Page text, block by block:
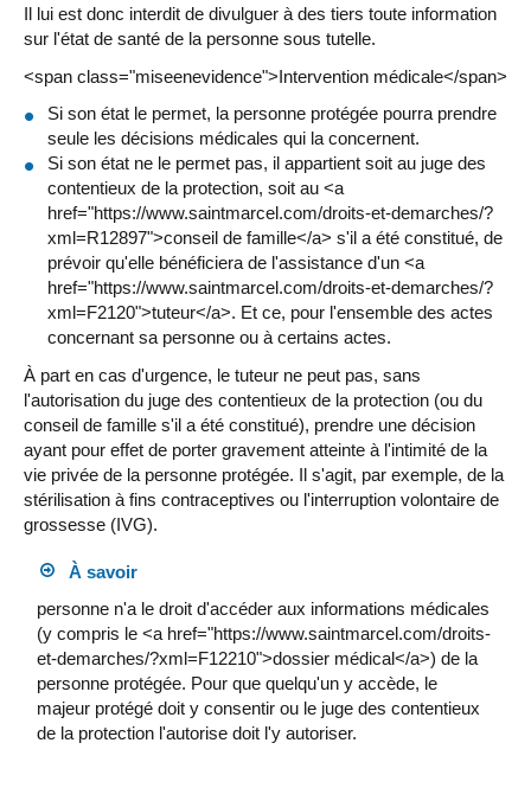
Il lui est donc interdit de divulguer à des tiers toute information
sur l'état de santé de la personne sous tutelle.
<span class="miseenevidence">Intervention médicale</span>
Si son état le permet, la personne protégée pourra prendre
seule les décisions médicales qui la concernent.
Si son état ne le permet pas, il appartient soit au juge des
contentieux de la protection, soit au <a
href="https://www.saintmarcel.com/droits-et-demarches/?
xml=R12897">conseil de famille</a> s'il a été constitué, de
prévoir qu'elle bénéficiera de l'assistance d'un <a
href="https://www.saintmarcel.com/droits-et-demarches/?
xml=F2120">tuteur</a>. Et ce, pour l'ensemble des actes
concernant sa personne ou à certains actes.
À part en cas d'urgence, le tuteur ne peut pas, sans
l'autorisation du juge des contentieux de la protection (ou du
conseil de famille s'il a été constitué), prendre une décision
ayant pour effet de porter gravement atteinte à l'intimité de la
vie privée de la personne protégée. Il s'agit, par exemple, de la
stérilisation à fins contraceptives ou l'interruption volontaire de
grossesse (IVG).
À savoir
personne n'a le droit d'accéder aux informations médicales
(y compris le <a href="https://www.saintmarcel.com/droits-
et-demarches/?xml=F12210">dossier médical</a>) de la
personne protégée. Pour que quelqu'un y accède, le
majeur protégé doit y consentir ou le juge des contentieux
de la protection l'autorise doit l'y autoriser.